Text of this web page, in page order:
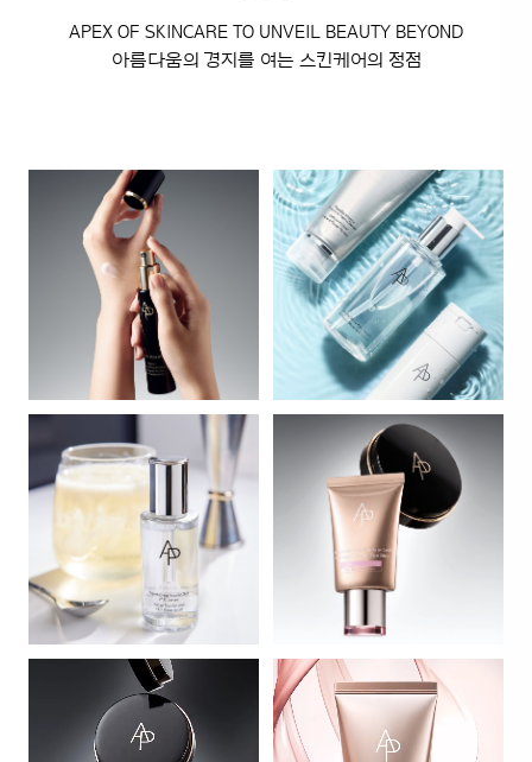
APEX OF SKINCARE TO UNVEIL BEAUTY BEYOND
아름다움의 경지를 여는 스킨케어의 정점